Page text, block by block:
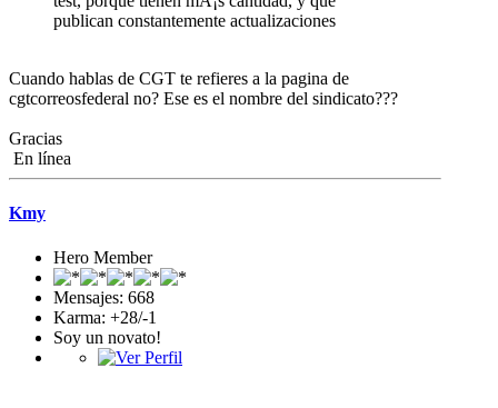
publican constantemente actualizaciones
Cuando hablas de CGT te refieres a la pagina de
cgtcorreosfederal no? Ese es el nombre del sindicato???
Gracias
En línea
Kmy
Hero Member
Mensajes: 668
Karma: +28/-1
Soy un novato!